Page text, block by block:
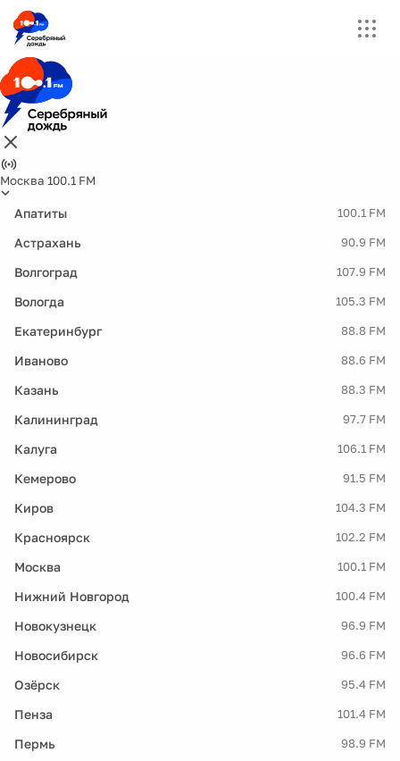
Москва 100.1 FM
Апатиты 100.1 FM
Астрахань 90.9 FM
Волгоград 107.9 FM
Вологда 105.3 FM
Екатеринбург 88.8 FM
Иваново 88.6 FM
Казань 88.3 FM
Калининград 97.7 FM
Калуга 106.1 FM
Кемерово 91.5 FM
Киров 104.3 FM
Красноярск 102.2 FM
Москва 100.1 FM
Нижний Новгород 100.4 FM
Новокузнецк 96.9 FM
Новосибирск 96.6 FM
Озёрск 95.4 FM
Пенза 101.4 FM
Пермь 98.9 FM